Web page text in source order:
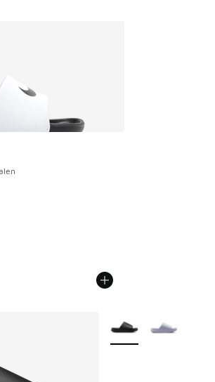
Meer kleuren